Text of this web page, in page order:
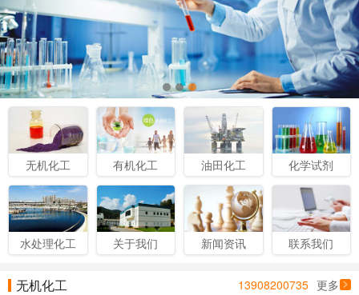
无机化工 有机化工 油田化工 化学试剂
水处理化工 关于我们 新闻资讯 联系我们
无机化工 更多
13908200735